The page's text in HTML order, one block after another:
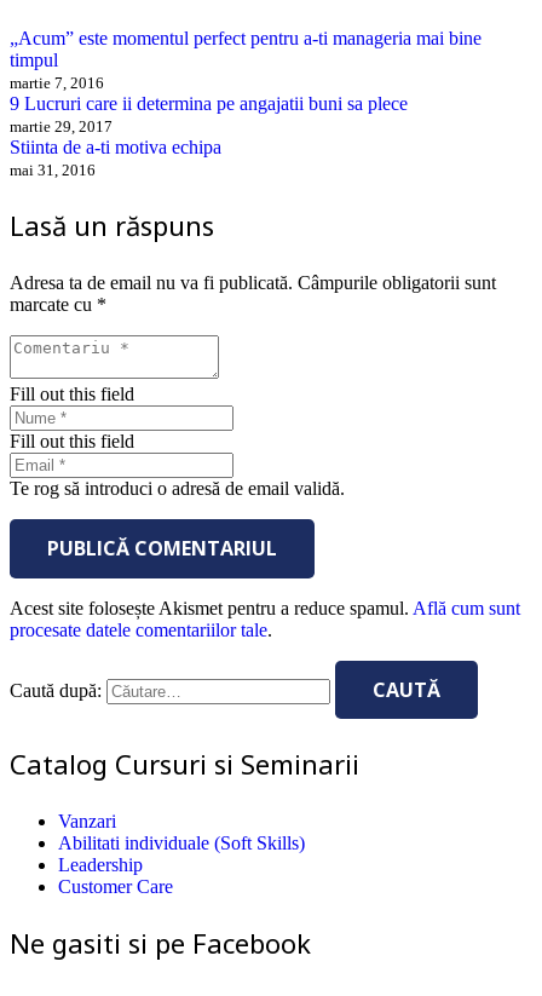
„Acum” este momentul perfect pentru a-ti manageria mai bine
timpul
martie 7, 2016
9 Lucruri care ii determina pe angajatii buni sa plece
martie 29, 2017
Stiinta de a-ti motiva echipa
mai 31, 2016
Lasă un răspuns
Adresa ta de email nu va fi publicată. Câmpurile obligatorii sunt
marcate cu *
Fill out this field
Fill out this field
Te rog să introduci o adresă de email validă.
PUBLICĂ COMENTARIUL
Acest site folosește Akismet pentru a reduce spamul. Află cum sunt
procesate datele comentariilor tale.
Caută după:
Catalog Cursuri si Seminarii
Vanzari
Abilitati individuale (Soft Skills)
Leadership
Customer Care
Ne gasiti si pe Facebook